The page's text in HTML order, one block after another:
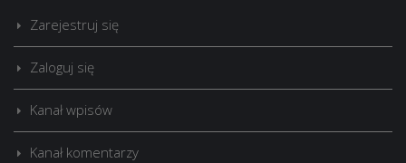
Zarejestruj się
Zaloguj się
Kanał wpisów
Kanał komentarzy